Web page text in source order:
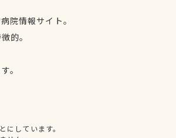
院情報サイト。
的。
。
しています。